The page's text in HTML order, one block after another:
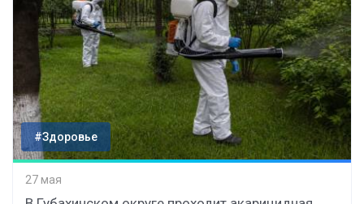
#Здоровье
27 мая